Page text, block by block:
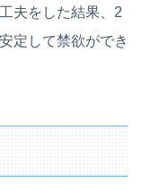
夫をした結果、2
定して禁欲ができ